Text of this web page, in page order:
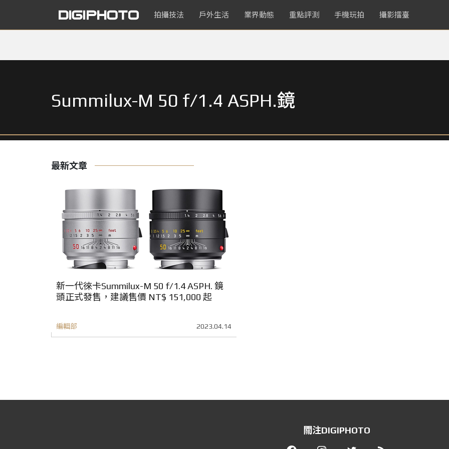
拍攝技法 戶外生活 業界動態 重點評測 手機玩拍 攝影擂臺
Summilux-M 50 f/1.4 ASPH.鏡
最新文章
新一代徠卡Summilux-M 50 f/1.4 ASPH. 鏡
頭正式發售，建議售價 NT$ 151,000 起
編輯部 2023.04.14
關注DIGIPHOTO